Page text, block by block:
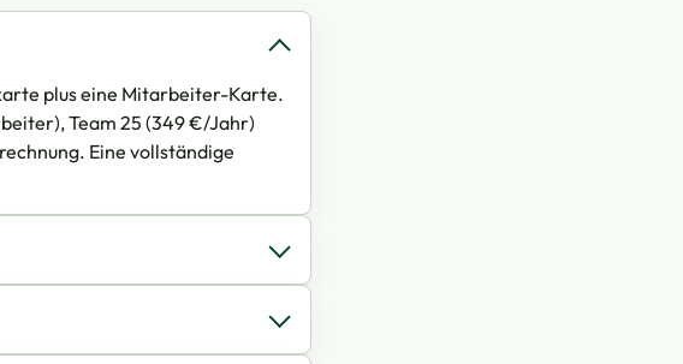
plus eine Mitarbeiter-Karte.
Team 25 (349 €/Jahr)
Eine vollständige